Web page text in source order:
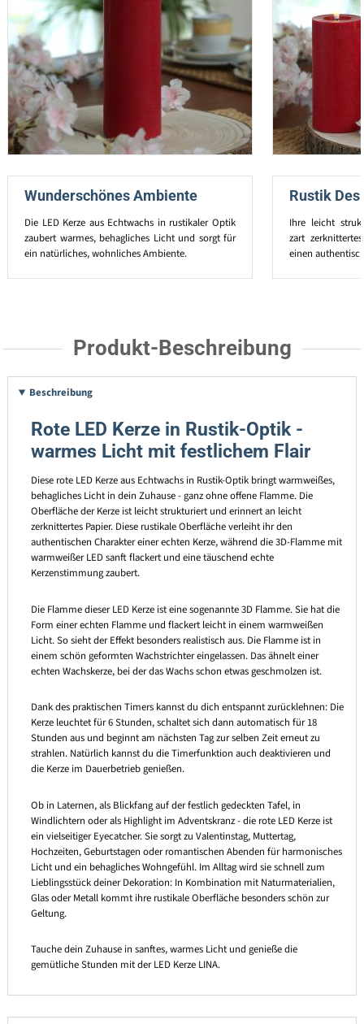
Wunderschönes Ambiente
Die LED Kerze aus Echtwachs in rustikaler Optik
zaubert warmes, behagliches Licht und sorgt für
ein natürliches, wohnliches Ambiente.
Rustik
Ihre leicht
zart
einen
Produkt-Beschreibung
Beschreibung
Rote LED Kerze in Rustik-Optik -
warmes Licht mit festlichem Flair
Diese rote LED Kerze aus Echtwachs in Rustik-Optik bringt warmweißes,
behagliches Licht in dein Zuhause - ganz ohne offene Flamme. Die
Oberfläche der Kerze ist leicht strukturiert und erinnert an leicht
zerknittertes Papier. Diese rustikale Oberfläche verleiht ihr den
authentischen Charakter einer echten Kerze, während die 3D-Flamme mit
warmweißer LED sanft flackert und eine täuschend echte
Kerzenstimmung zaubert.
Die Flamme dieser LED Kerze ist eine sogenannte 3D Flamme. Sie hat die
Form einer echten Flamme und flackert leicht in einem warmweißen
Licht. So sieht der Effekt besonders realistisch aus. Die Flamme ist in
einem schön geformten Wachstrichter eingelassen. Das ähnelt einer
echten Wachskerze, bei der das Wachs schon etwas geschmolzen ist.
Dank des praktischen Timers kannst du dich entspannt zurücklehnen: Die
Kerze leuchtet für 6 Stunden, schaltet sich dann automatisch für 18
Stunden aus und beginnt am nächsten Tag zur selben Zeit erneut zu
strahlen. Natürlich kannst du die Timerfunktion auch deaktivieren und
die Kerze im Dauerbetrieb genießen.
Ob in Laternen, als Blickfang auf der festlich gedeckten Tafel, in
Windlichtern oder als Highlight im Adventskranz - die rote LED Kerze ist
ein vielseitiger Eyecatcher. Sie sorgt zu Valentinstag, Muttertag,
Hochzeiten, Geburtstagen oder romantischen Abenden für harmonisches
Licht und ein behagliches Wohngefühl. Im Alltag wird sie schnell zum
Lieblingsstück deiner Dekoration: In Kombination mit Naturmaterialien,
Glas oder Metall kommt ihre rustikale Oberfläche besonders schön zur
Geltung.
Tauche dein Zuhause in sanftes, warmes Licht und genieße die
gemütliche Stunden mit der LED Kerze LINA.